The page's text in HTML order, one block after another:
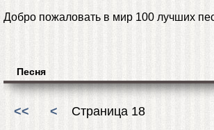
Добро пожаловать в мир 100 лучших
Песня
<< < Страница 18